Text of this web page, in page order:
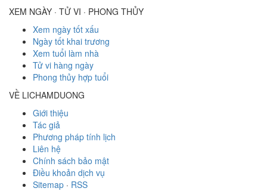
XEM NGÀY · TỬ VI · PHONG THỦY
Xem ngày tốt xấu
Ngày tốt khai trương
Xem tuổi làm nhà
Tử vi hàng ngày
Phong thủy hợp tuổi
VỀ LICHAMDUONG
Giới thiệu
Tác giả
Phương pháp tính lịch
Liên hệ
Chính sách bảo mật
Điều khoản dịch vụ
Sitemap · RSS